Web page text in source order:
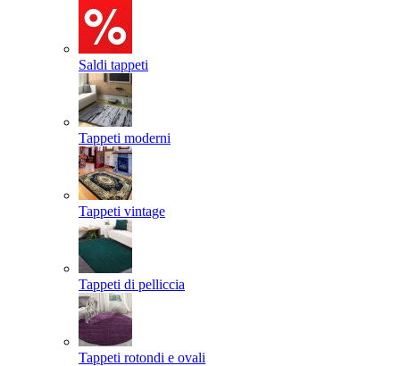
Saldi tappeti
Tappeti moderni
Tappeti vintage
Tappeti di pelliccia
Tappeti rotondi e ovali